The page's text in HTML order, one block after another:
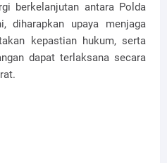
berkelanjutan antara Polda
diharapkan upaya menjaga
kepastian hukum, serta
dapat terlaksana secara